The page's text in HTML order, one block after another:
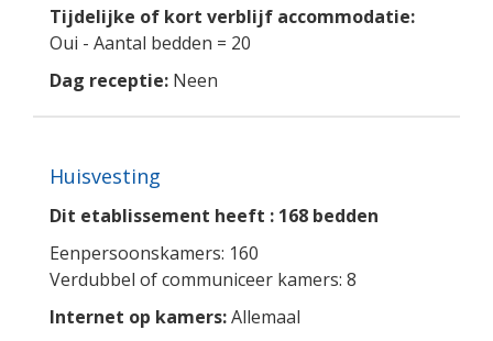
Tijdelijke of kort verblijf accommodatie:
Oui - Aantal bedden = 20
Dag receptie: Neen
Huisvesting
Dit etablissement heeft : 168 bedden
Eenpersoonskamers: 160
Verdubbel of communiceer kamers: 8
Internet op kamers:Allemaal